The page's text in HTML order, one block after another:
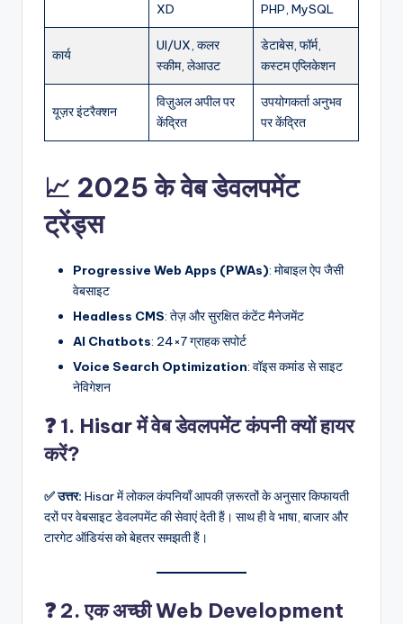
XD
PHP, MySQL
कार्य
UI/UX, कलर
स्कीम, लेआउट
डेटाबेस, फॉर्म,
कस्टम एप्लिकेशन
यूज़र इंटरैक्शन
विज़ुअल अपील पर
केंद्रित
उपयोगकर्ता अनुभव
पर केंद्रित
📈 2025 के वेब डेवलपमेंट
ट्रेंड्स
Progressive Web Apps (PWAs): मोबाइल ऐप जैसी
वेबसाइट
Headless CMS: तेज़ और सुरक्षित कंटेंट मैनेजमेंट
AI Chatbots: 24×7 ग्राहक सपोर्ट
Voice Search Optimization: वॉइस कमांड से साइट
नेविगेशन
❓ 1. Hisar में वेब डेवलपमेंट कंपनी क्यों हायर
करें?
✅ उत्तर: Hisar में लोकल कंपनियाँ आपकी ज़रूरतों के अनुसार किफायती
दरों पर वेबसाइट डेवलपमेंट की सेवाएं देती हैं। साथ ही वे भाषा, बाजार और
टारगेट ऑडियंस को बेहतर समझती हैं।
❓ 2. एक अच्छी Web Development